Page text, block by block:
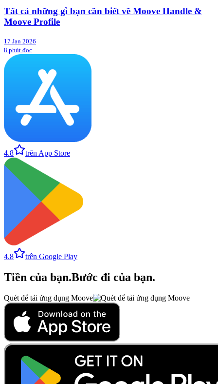
Tất cả những gì bạn cần biết về Moove Handle &
Moove Profile
17 Jan 2026
8 phút đọc
4.8 trên App Store
4.8 trên Google Play
Tiền của bạn.Bước đi của bạn.
Quét để tải ứng dụng Moove